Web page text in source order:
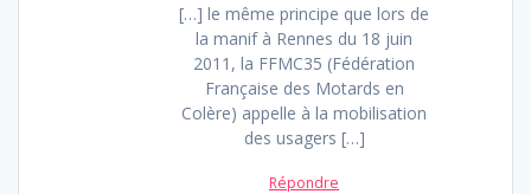
[…] le même principe que lors de
la manif à Rennes du 18 juin
2011, la FFMC35 (Fédération
Française des Motards en
Colère) appelle à la mobilisation
des usagers […]
Répondre